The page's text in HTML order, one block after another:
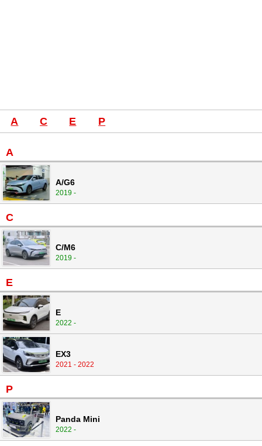
A C E P
A
A/G6
2019 -
C
C/M6
2019 -
E
E
2022 -
EX3
2021 - 2022
P
Panda Mini
2022 -